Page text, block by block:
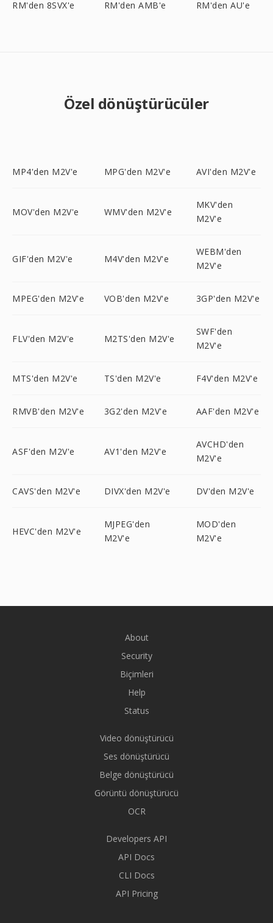
RM'den 8SVX'e RM'den AMB'e RM'den AU'e
Özel dönüştürücüler
MP4'den M2V'e MPG'den M2V'e AVI'den M2V'e
MOV'den M2V'e WMV'den M2V'e
MKV'den
M2V'e
GIF'den M2V'e M4V'den M2V'e
WEBM'den
M2V'e
MPEG'den M2V'e VOB'den M2V'e 3GP'den M2V'e
FLV'den M2V'e M2TS'den M2V'e
SWF'den
M2V'e
MTS'den M2V'e TS'den M2V'e F4V'den M2V'e
RMVB'den M2V'e 3G2'den M2V'e AAF'den M2V'e
ASF'den M2V'e AV1'den M2V'e
AVCHD'den
M2V'e
CAVS'den M2V'e DIVX'den M2V'e DV'den M2V'e
HEVC'den M2V'e
MJPEG'den
M2V'e
MOD'den
M2V'e
About
Security
Biçimleri
Help
Status
Video dönüştürücü
Ses dönüştürücü
Belge dönüştürücü
Görüntü dönüştürücü
OCR
Developers API
API Docs
CLI Docs
API Pricing